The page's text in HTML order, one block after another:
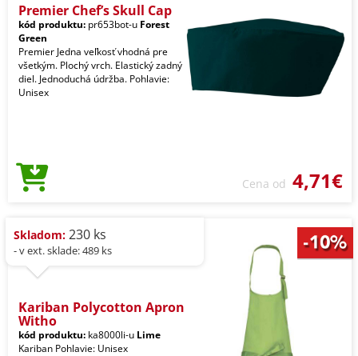
Premier Chef’s Skull Cap
kód produktu: pr653bot-u Forest
Green
Premier Jedna veľkosť vhodná pre
všetkým. Plochý vrch. Elastický zadný
diel. Jednoduchá údržba. Pohlavie:
Unisex
Cena od 4,71€
Skladom: 230 ks
- v ext. sklade: 489 ks
Kariban Polycotton Apron
Witho
kód produktu: ka8000li-u Lime
Kariban Pohlavie: Unisex